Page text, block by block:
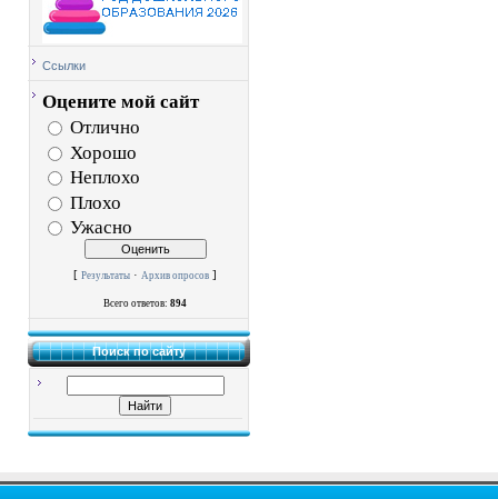
Ссылки
Оцените мой сайт
Отлично
Хорошо
Неплохо
Плохо
Ужасно
[ Результаты · Архив опросов ]
Всего ответов: 894
Поиск по сайту